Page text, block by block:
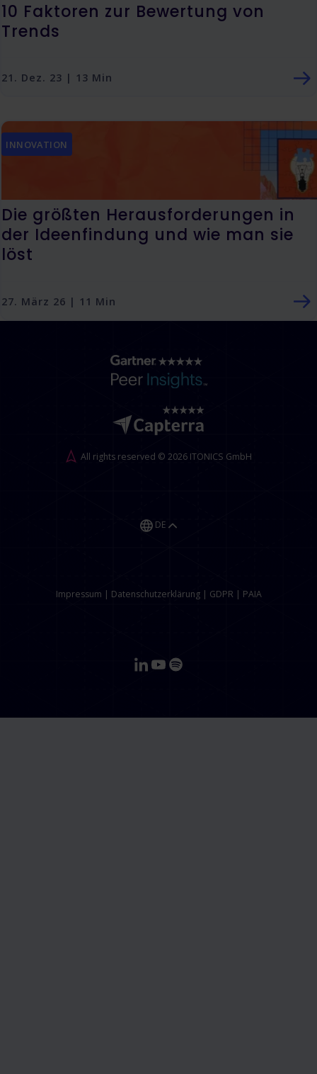
​​​​10 Faktoren zur Bewertung von
Trends
21. Dez. 23 | 13 Min
INNOVATION
Die größten Herausforderungen in
der Ideenfindung und wie man sie
löst
27. März 26 | 11 Min
All rights reserved © 2026 ITONICS GmbH
DE
Impressum | Datenschutzerklärung| GDPR | PAIA